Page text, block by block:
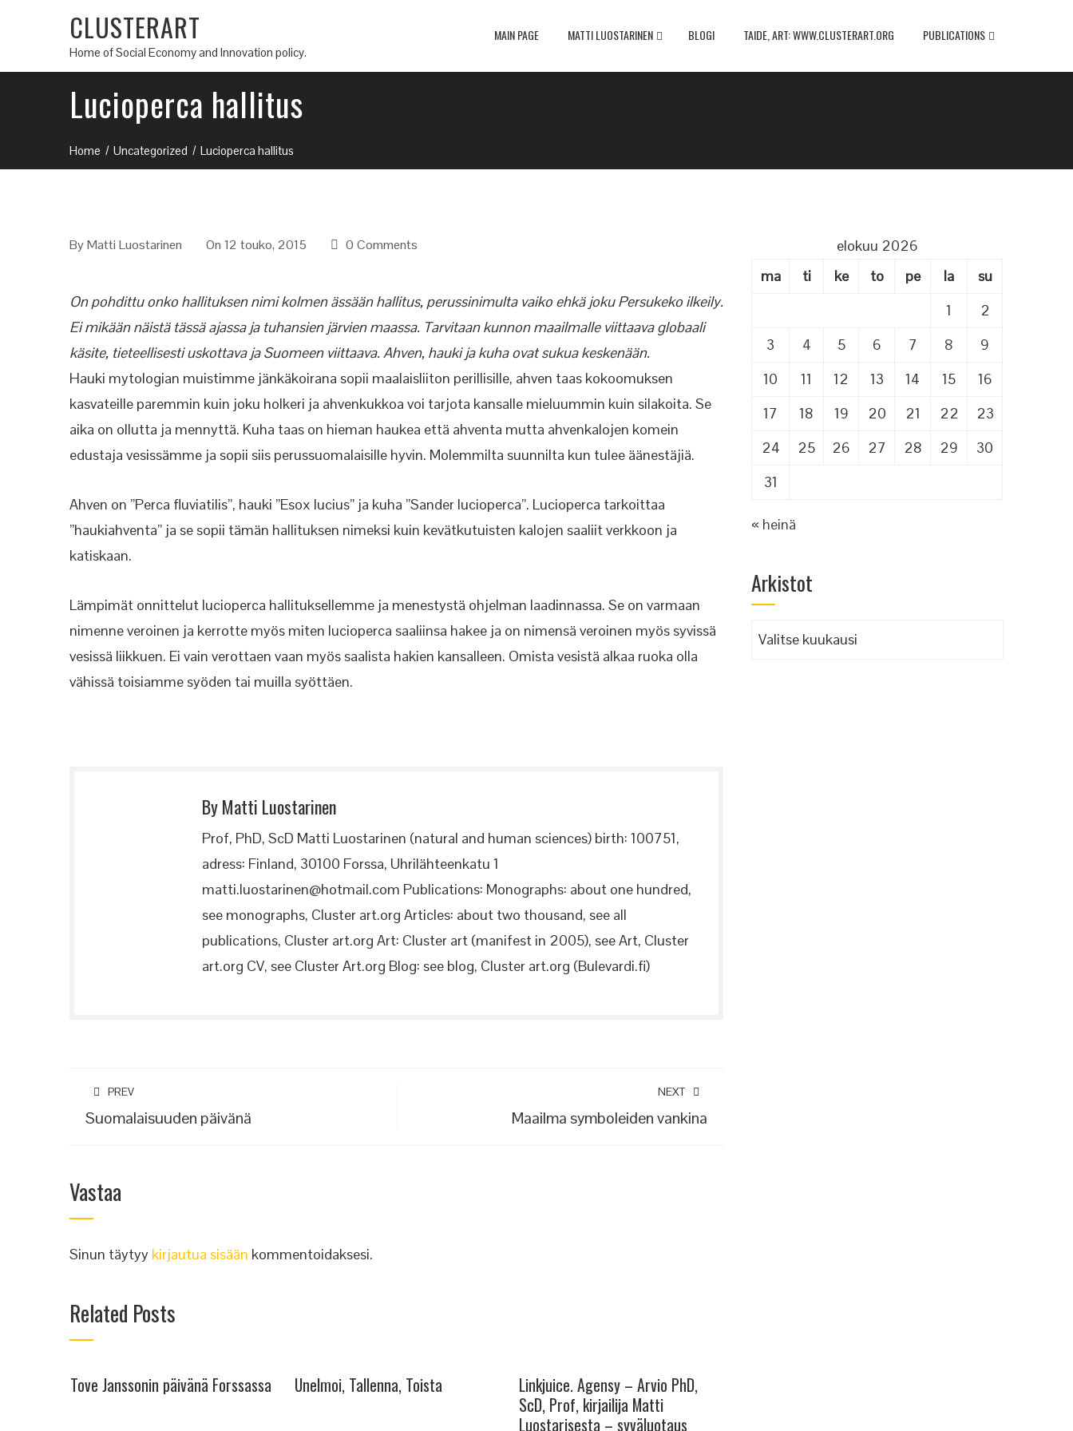
CLUSTERART
Home of Social Economy and Innovation policy.
MAIN PAGE MATTI LUOSTARINEN BLOGI TAIDE, ART: WWW.CLUSTERART.ORG PUBLICATIONS
Lucioperca hallitus
Home Uncategorized Lucioperca hallitus
ByMatti Luostarinen On 12 touko, 2015 0 Comments
On pohdittu onko hallituksen nimi kolmen ässään hallitus, perussinimulta vaiko ehkä joku Persukeko ilkeily.
Ei mikään näistä tässä ajassa ja tuhansien järvien maassa. Tarvitaan kunnon maailmalle viittaava globaali
käsite, tieteellisesti uskottava ja Suomeen viittaava. Ahven, hauki ja kuha ovat sukua keskenään.
Hauki mytologian muistimme jänkäkoirana sopii maalaisliiton perillisille, ahven taas kokoomuksen
kasvateille paremmin kuin joku holkeri ja ahvenkukkoa voi tarjota kansalle mieluummin kuin silakoita. Se
aika on ollutta ja mennyttä. Kuha taas on hieman haukea että ahventa mutta ahvenkalojen komein
edustaja vesissämme ja sopii siis perussuomalaisille hyvin. Molemmilta suunnilta kun tulee äänestäjiä.
Ahven on ”Perca fluviatilis”, hauki ”Esox lucius” ja kuha ”Sander lucioperca”. Lucioperca tarkoittaa
”haukiahventa” ja se sopii tämän hallituksen nimeksi kuin kevätkutuisten kalojen saaliit verkkoon ja
katiskaan.
Lämpimät onnittelut lucioperca hallituksellemme ja menestystä ohjelman laadinnassa. Se on varmaan
nimenne veroinen ja kerrotte myös miten lucioperca saaliinsa hakee ja on nimensä veroinen myös syvissä
vesissä liikkuen. Ei vain verottaen vaan myös saalista hakien kansalleen. Omista vesistä alkaa ruoka olla
vähissä toisiamme syöden tai muilla syöttäen.
By Matti Luostarinen
Prof, PhD, ScD Matti Luostarinen (natural and human sciences) birth: 100751,
adress: Finland, 30100 Forssa, Uhrilähteenkatu 1
matti.luostarinen@hotmail.com Publications: Monographs: about one hundred,
see monographs, Cluster art.org Articles: about two thousand, see all
publications, Cluster art.org Art: Cluster art (manifest in 2005), see Art, Cluster
art.org CV, see Cluster Art.org Blog: see blog, Cluster art.org (Bulevardi.fi)
PREV
Suomalaisuuden päivänä
NEXT
Maailma symboleiden vankina
Vastaa
Sinun täytyy kirjautua sisään kommentoidaksesi.
Related Posts
Tove Janssonin päivänä Forssassa Unelmoi, Tallenna, Toista
Linkjuice. Agensy – Arvio PhD,
ScD, Prof, kirjailija Matti
Luostarisesta – syväluotaus
elokuu 2026
ma
ti ke to pe la
su
1
2
3
4 5 6 7 8
9
10
11 12 13 14 15
16
17
18 19 20 21 22
23
24
25 26 27 28 29
30
31
« heinä
Arkistot
Arkistot